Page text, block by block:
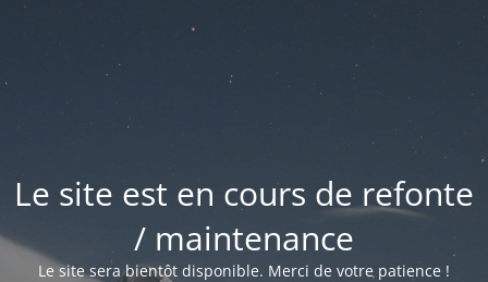
Le site est en cours de refonte
/ maintenance
Le site sera bientôt disponible. Merci de votre patience !